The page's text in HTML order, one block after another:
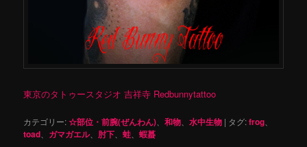
東京のタトゥースタジオ 吉祥寺 Redbunnytattoo
カテゴリー:☆部位・前腕(ぜんわん) 、和物 、水中生物 | タグ:frog
toad ガマガエル、 肘下 、蛙 、蝦蟇